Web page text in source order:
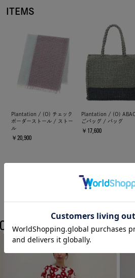
ITEMS
Plantation / (O) チェック
ボーダーストール / ストー
ル
￥20,900
Plantation / (O)
ごバッグ / バッグ
￥17,600
Plantationのスタッフ